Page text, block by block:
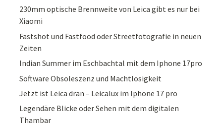
230mm optische Brennweite von Leica gibt es nur bei
Xiaomi
Fastshot und Fastfood oder Streetfotografie in neuen
Zeiten
Indian Summer im Eschbachtal mit dem Iphone 17pro
Software Obsoleszenz und Machtlosigkeit
Jetzt ist Leica dran – Leicalux im Iphone 17 pro
Legendäre Blicke oder Sehen mit dem digitalen
Thambar